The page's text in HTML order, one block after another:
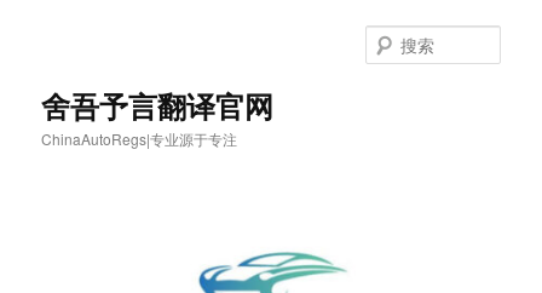
舍吾予言翻译官网
ChinaAutoRegs|专业源于专注
索